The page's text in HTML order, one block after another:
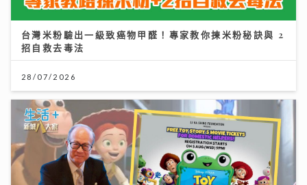
台灣米粉驗出一級致癌物甲醛！專家教你揀米粉秘訣與 2
招自救去毒法
28/07/2026